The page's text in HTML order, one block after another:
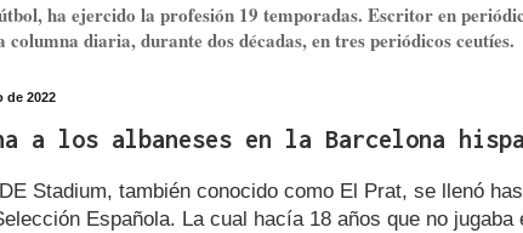
ha ejercido la profesión 19 temporadas. Escritor en
columna diaria, durante dos décadas, en tres periódicos ceutíes.
de 2022
a los albaneses en la Barcelona
Stadium, también conocido como El Prat, se llenó
Española. La cual hacía 18 años que no jugaba